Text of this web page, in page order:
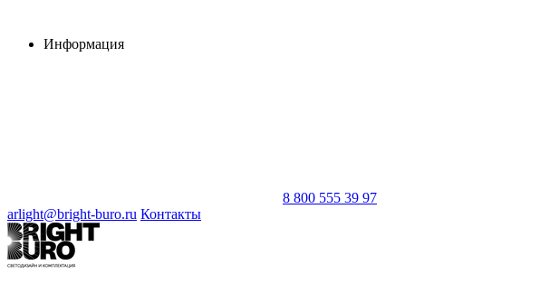
Информация
8 800 555 39 97
arlight@bright-buro.ru Контакты